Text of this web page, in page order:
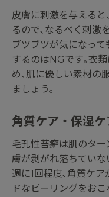
皮膚に刺激を与える
るので､なるべく刺激
ブツブツが気になって
するのはNGです｡衣
め､肌に優しい素材の
ましょう｡
角質ケア・保湿ケ
毛孔性苔癬は肌のタ
膚が剥がれ落ちていな
週に1回程度､角質ケ
ドなピーリングをお